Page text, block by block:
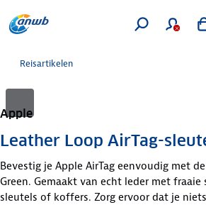
Reisartikelen
Apple
Leather Loop AirTag-
Bevestig je Apple AirTag eenvoudig met
Green. Gemaakt van echt leder met
sleutels of koffers. Zorg ervoor dat je